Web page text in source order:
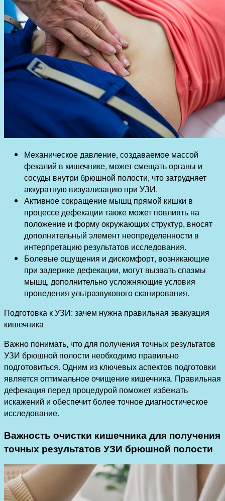
Механическое давление, создаваемое массой
фекалий в кишечнике, может смещать органы и
сосуды внутри брюшной полости, что затрудняет
аккуратную визуализацию при УЗИ.
Активное сокращение мышц прямой кишки в
процессе дефекации также может повлиять на
положение и форму окружающих структур, вносят
дополнительный элемент неопределенности в
интерпретацию результатов исследования.
Болевые ощущения и дискомфорт, возникающие
при задержке дефекации, могут вызвать спазмы
мышц, дополнительно усложняющие условия
проведения ультразвукового сканирования.
Подготовка к УЗИ: зачем нужна правильная эвакуация
кишечника
Важно понимать, что для получения точных результатов
УЗИ брюшной полости необходимо правильно
подготовиться. Одним из ключевых аспектов подготовки
является оптимальное очищение кишечника. Правильная
дефекация перед процедурой поможет избежать
искажений и обеспечит более точное диагностическое
исследование.
Важность очистки кишечника для получения
точных результатов УЗИ брюшной полости